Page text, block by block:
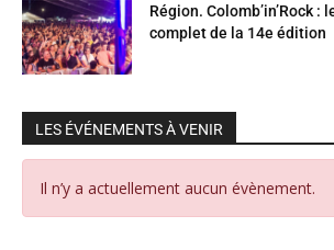
Région. Colomb’in’Rock :
complet de la 14e édition
LES ÉVÉNEMENTS À VENIR
Il n’y a actuellement aucun évènement.